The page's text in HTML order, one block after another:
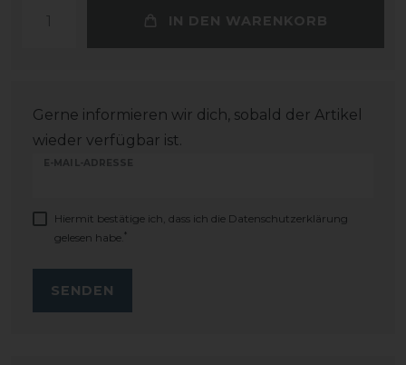
IN DEN WARENKORB
Gerne informieren wir dich, sobald der Artikel
wieder verfügbar ist.
E-MAIL-ADRESSE
Hiermit bestätige ich, dass ich die Daten­schutz­erklärung
gelesen habe. *
SENDEN